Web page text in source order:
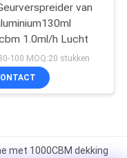
van
1.0ml/h Lucht
100 MOQ:20 stukken
met 1000CBM dekking